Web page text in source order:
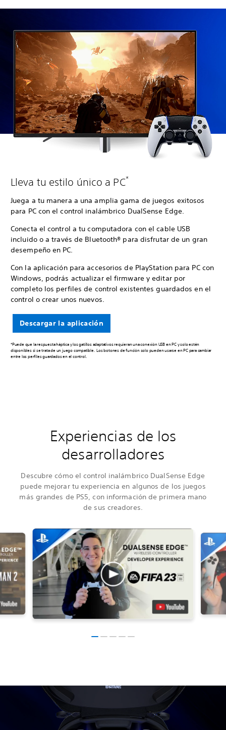
Lleva tu estilo único a PC*
Juega a tu manera a una amplia gama de juegos exitosos
para PC con el control inalámbrico DualSense Edge.
Conecta el control a tu computadora con el cable USB
incluido o a través de Bluetooth® para disfrutar de un gran
desempeño en PC.
Con la aplicación para accesorios de PlayStation para PC con
Windows, podrás actualizar el firmware y editar por
completo los perfiles de control existentes guardados en el
control o crear unos nuevos.
Descargar la aplicación
*Puede que la respuesta háptica y los gatillos adaptativos requieran una conexión USB en PC y solo estén
disponibles si se trata de un juego compatible. Los botones de función solo pueden usarse en PC para cambiar
entre los perfiles guardados en el control.
Experiencias de los
desarrolladores
Descubre cómo el control inalámbrico DualSense Edge
puede mejorar tu experiencia en algunos de los juegos
más grandes de PS5, con información de primera mano
de sus creadores.